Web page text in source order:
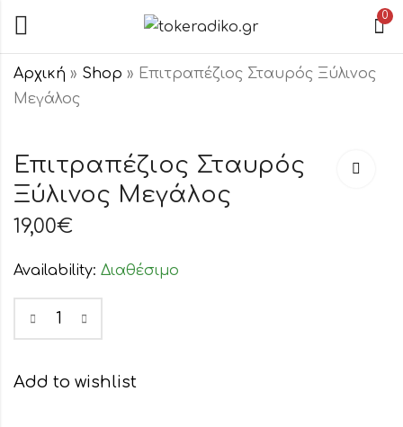
0
Αρχική » Shop » Επιτραπέζιος Σταυρός Ξύλινος
Μεγάλος
Σταυρός
Επάργυρος
Σταυρός
Κεραμικός
Επιτραπέζιος Σταυρός
Ξύλινος Μεγάλος
19,00€
Availability: Διαθέσιμο
Add to wishlist